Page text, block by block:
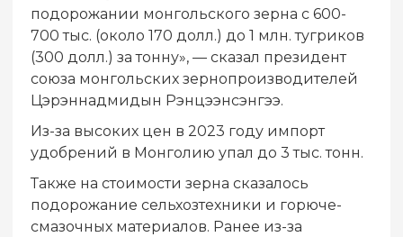
подорожании монгольского зерна с 600-
700 тыс. (около 170 долл.) до 1 млн. тугриков
(300 долл.) за тонну», — сказал президент
союза монгольских зернопроизводителей
Цэрэннадмидын Рэнцээнсэнгээ.
Из-за высоких цен в 2023 году импорт
удобрений в Монголию упал до 3 тыс. тонн.
Также на стоимости зерна сказалось
подорожание сельхозтехники и горюче-
смазочных материалов. Ранее из-за